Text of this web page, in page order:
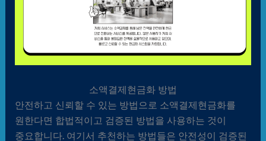
소액결제현금화 방법
안전하고 신뢰할 수 있는 방법으로 소액결제현금화를
원한다면 합법적이고 검증된 방법을 사용하는 것이
중요합니다. 여기서 추천하는 방법들은 안전성이 검증된